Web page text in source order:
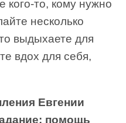
кого-то, кому нужно
несколько
выдыхаете для
вдох для себя,
Евгении
помощь